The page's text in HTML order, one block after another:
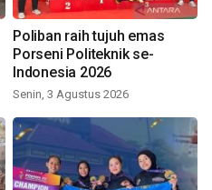
Poliban raih tujuh emas
Porseni Politeknik se-
Indonesia 2026
Senin, 3 Agustus 2026